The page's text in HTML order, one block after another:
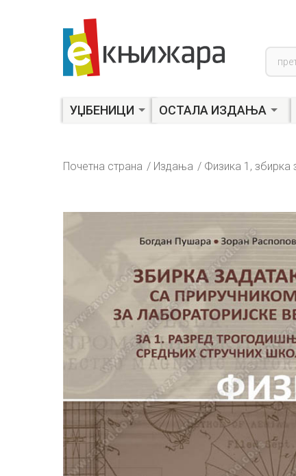
УЏБЕНИЦИ ОСТАЛА ИЗДАЊА
Почетна страна Издања